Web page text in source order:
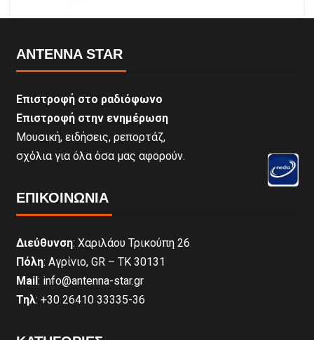
ANTENNA STAR
Επιστροφή στο ραδιόφωνο
Επιστροφή στην ενημέρωση
Μουσική, ειδήσεις, ρεπορτάζ,
σχόλια για όλα όσα μας αφορούν.
ΕΠΙΚΟΙΝΩΝΊΑ
Διεύθυνση: Χαριλάου Τρικούπη 26
Πόλη: Αγρίνιο, GR – ΤΚ 30131
Mail: info@antenna-star.gr
Τηλ: +30 26410 33335-36